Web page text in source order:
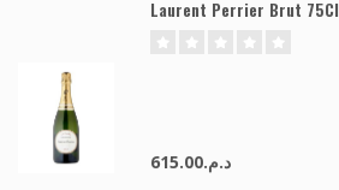
Laurent Perrier Brut 75Cl
د.م.615.00